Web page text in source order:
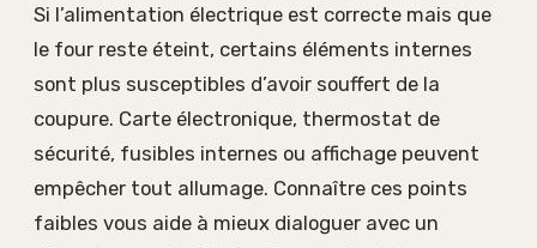
Si l’alimentation électrique est correcte mais que
le four reste éteint, certains éléments internes
sont plus susceptibles d’avoir souffert de la
coupure. Carte électronique, thermostat de
sécurité, fusibles internes ou affichage peuvent
empêcher tout allumage. Connaître ces points
faibles vous aide à mieux dialoguer avec un